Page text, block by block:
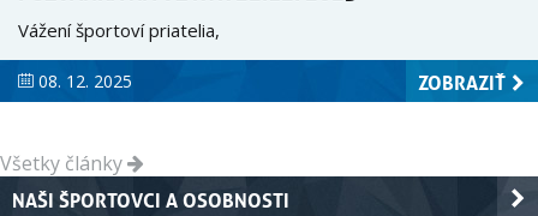
Vážení športoví priatelia,
08. 12. 2025 ZOBRAZIŤ
Všetky články
NAŠI ŠPORTOVCI A OSOBNOSTI